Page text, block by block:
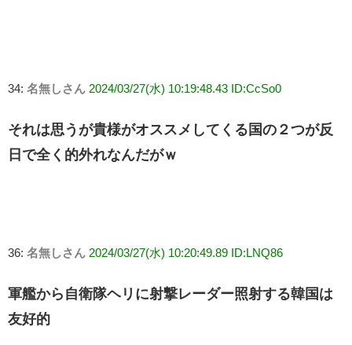
34: 名無しさん 2024/03/27(水) 10:19:48.43 ID:CcSo0
それは思うが貴様がオススメしてくる国の２つが反
日で全く的外れなんだがｗ
36: 名無しさん 2024/03/27(水) 10:20:49.89 ID:LNQ86
軍艦から自衛隊ヘリに射撃レーダー照射する韓国は
友好的